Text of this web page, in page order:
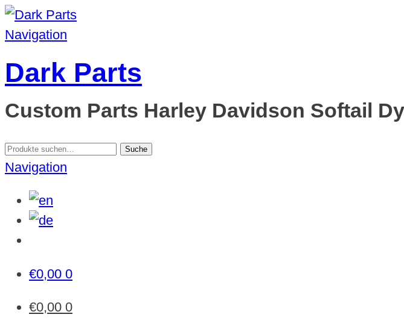
Navigation
Dark Parts
Custom Parts Harley Davidson Softail
Suche
nach:
Suche
Navigation
€0,00 0
€0,00 0